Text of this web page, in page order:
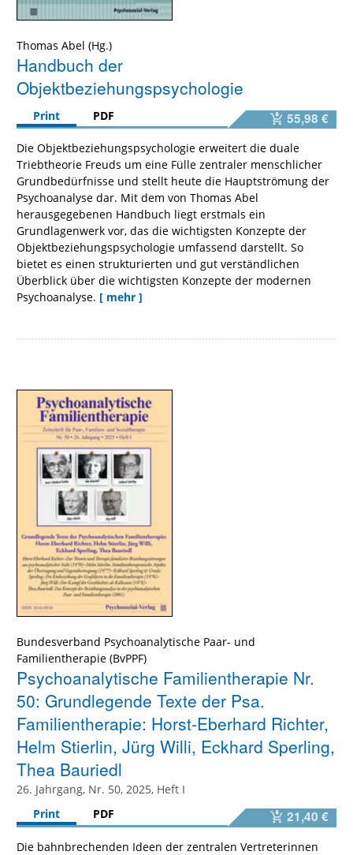
Thomas Abel
Handbuch der
Objektbeziehungspsychologie
Print PDF 55,98 €
Die Objektbeziehungspsychologie erweitert die duale
Triebtheorie Freuds um eine Fülle zentraler menschlicher
Grundbedürfnisse und stellt heute die Hauptströmung der
Psychoanalyse dar. Mit dem von Thomas Abel
herausgegebenen Handbuch liegt erstmals ein
Grundlagenwerk vor, das die wichtigsten Konzepte der
Objektbeziehungspsychologie umfassend darstellt. So
bietet es einen strukturierten und gut verständlichen
Überblick über die wichtigsten Konzepte der modernen
Psychoanalyse. [ mehr ]
Bundesverband Psychoanalytische Paar- und
Familientherapie (BvPPF)
Psychoanalytische Familientherapie Nr.
50: Grundlegende Texte der Psa.
Familientherapie: Horst-Eberhard Richter,
Helm Stierlin, Jürg Willi, Eckhard Sperling,
Thea Bauriedl
26. Jahrgang, Nr. 50, 2025, Heft I
Print
PDF 21,40 €
Die bahnbrechenden Ideen der zentralen Vertreterinnen